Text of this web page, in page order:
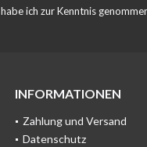
habe ich zur Kenntnis
INFORMATIONEN
Zahlung und Versand
Datenschutz